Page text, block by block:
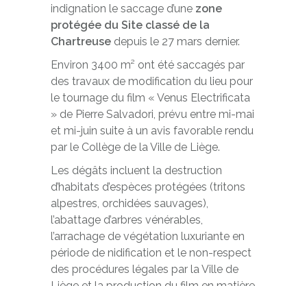
indignation le saccage d’une zone
protégée du Site classé de la
Chartreuse depuis le 27 mars dernier.
Environ 3400 m² ont été saccagés par
des travaux de modification du lieu pour
le tournage du film « Venus Electrificata
» de Pierre Salvadori, prévu entre mi-mai
et mi-juin suite à un avis favorable rendu
par le Collège de la Ville de Liège.
Les dégâts incluent la destruction
d’habitats d’espèces protégées (tritons
alpestres, orchidées sauvages),
l’abattage d’arbres vénérables,
l’arrachage de végétation luxuriante en
période de nidification et le non-respect
des procédures légales par la Ville de